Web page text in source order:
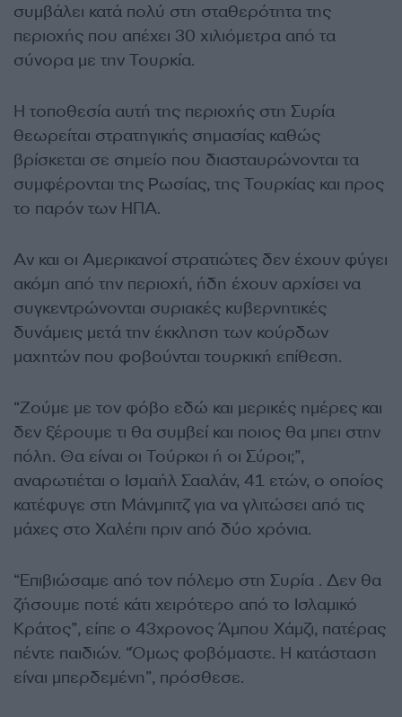
συμβάλει κατά πολύ στη σταθερότητα της
περιοχής που απέχει 30 χιλιόμετρα από τα
σύνορα με την Τουρκία.
Η τοποθεσία αυτή της περιοχής στη Συρία
θεωρείται στρατηγικής σημασίας καθώς
βρίσκεται σε σημείο που διασταυρώνονται τα
συμφέρονται της Ρωσίας, της Τουρκίας και προς
το παρόν των ΗΠΑ.
Αν και οι Αμερικανοί στρατιώτες δεν έχουν φύγει
ακόμη από την περιοχή, ήδη έχουν αρχίσει να
συγκεντρώνονται συριακές κυβερνητικές
δυνάμεις μετά την έκκληση των κούρδων
μαχητών που φοβούνται τουρκική επίθεση.
“Ζούμε με τον φόβο εδώ και μερικές ημέρες και
δεν ξέρουμε τι θα συμβεί και ποιος θα μπει στην
πόλη. Θα είναι οι Τούρκοι ή οι Σύροι;”,
αναρωτιέται ο Ισμαήλ Σααλάν, 41 ετών, ο οποίος
κατέφυγε στη Μάνμπιτζ για να γλιτώσει από τις
μάχες στο Χαλέπι πριν από δύο χρόνια.
“Επιβιώσαμε από τον πόλεμο στη Συρία . Δεν θα
ζήσουμε ποτέ κάτι χειρότερο από το Ισλαμικό
Κράτος”, είπε ο 43χρονος Άμπου Χάμζι, πατέρας
πέντε παιδιών. “Όμως φοβόμαστε. Η κατάσταση
είναι μπερδεμένη”, πρόσθεσε.